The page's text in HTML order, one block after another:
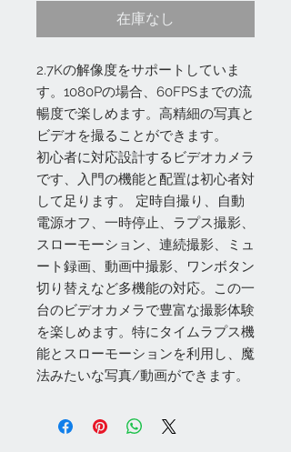
在庫なし
2.7Kの解像度をサポートしていま
す。1080Pの場合、60FPSまでの流
暢度で楽しめます。高精細の写真と
ビデオを撮ることができます。
初心者に対応設計するビデオカメラ
です、入門の機能と配置は初心者対
して足ります。 定時自撮り、自動
電源オフ、一時停止、ラプス撮影、
スローモーション、連続撮影、ミュ
ート録画、動画中撮影、ワンボタン
切り替えなど多機能の対応。この一
台のビデオカメラで豊富な撮影体験
を楽しめます。特にタイムラプス機
能とスローモーションを利用し、魔
法みたいな写真/動画ができます。